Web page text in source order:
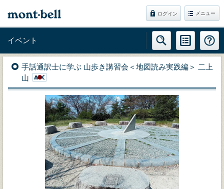
ログイン メニュー
イベント
手話通訳士に学ぶ 山歩き講習会＜地図読み実践編＞ 二上
山